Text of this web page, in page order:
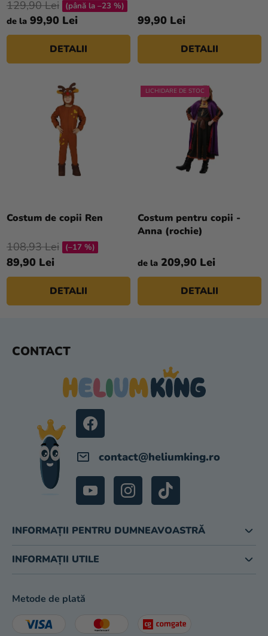
de la 99,90 Lei
129,90 Lei (până la –23 %)
DETALII
din
5
stele.
99,90 Lei
DETALII
Costum de copii Ren
medie
a
produsului
este
din
5
stele.
89,90 Lei
108,93 Lei (–17 %)
DETALII
LICHIDARE DE STOC
Costum pentru copii -
Anna (rochie)
de la 209,90 Lei
DETALII
CONTACT
contact@heliumking.ro
INFORMAȚII PENTRU DUMNEAVOASTRĂ
INFORMAȚII UTILE
Metode de plată